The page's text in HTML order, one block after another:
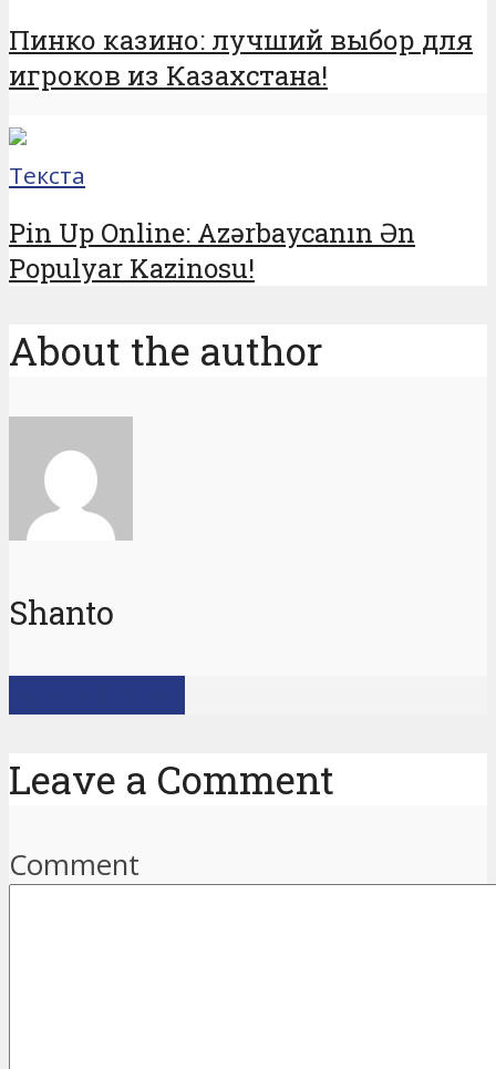
Пинко казино: лучший выбор для
игроков из Казахстана!
Текста
Pin Up Online: Azərbaycanın Ən
Populyar Kazinosu!
About the author
Shanto
Leave a Comment
Comment